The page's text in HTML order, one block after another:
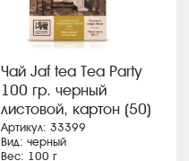
Чай Jaf tea Tea Party
100 гр. черный
листовой, картон (50)
NEW
Артикул: 33399
Вид: черный
Вес: 100 г